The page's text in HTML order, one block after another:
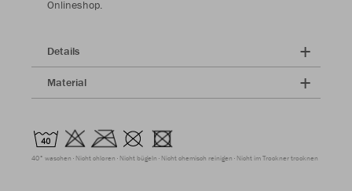
Onlineshop.
Details
Material
40° waschen Nicht chloren Nicht bügeln Nicht chemisch reinigen Nicht im Trockner trocknen